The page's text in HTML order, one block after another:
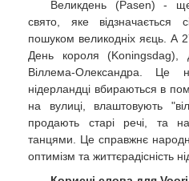
Великдень (Pasen) -
свято, яке відзначається
пошуком великодніх яєць. А
День короля (Koningsdag),
Віллема-Олександра. Це
нідерландці вбираються в
на вулиці, влаштовують
продають старі речі, та
танцями. Це справжнє
оптимізм та життєрадісність